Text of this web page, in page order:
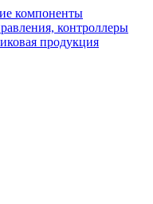
компоненты
контроллеры
продукция